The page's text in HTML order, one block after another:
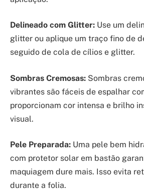
Delineado com Glitter: Use um
glitter ou aplique um traço fino de
seguido de cola de cílios e glitter.
Sombras Cremosas: Sombras
vibrantes são fáceis de espalhar
proporcionam cor intensa e brilho
visual.
Pele Preparada: Uma pele bem
com protetor solar em bastão
maquiagem dure mais. Isso evita
durante a folia.